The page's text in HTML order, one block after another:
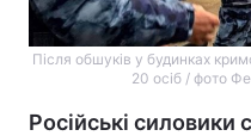
Після обшуків у будинках
20 осіб / фото
Російські